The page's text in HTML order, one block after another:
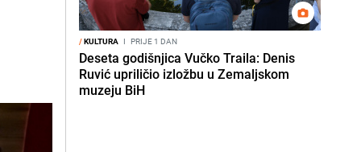
/KULTURA I PRIJE 1 DAN
Deseta godišnjica Vučko Traila: Denis
Ruvić upriličio izložbu u Zemaljskom
muzeju BiH